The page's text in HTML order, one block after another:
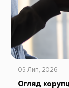
06 Лип, 2026
Огляд